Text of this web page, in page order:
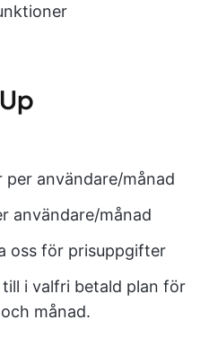
per användare/månad
användare/månad
oss för prisuppgifter
till i valfri betald plan för
månad.